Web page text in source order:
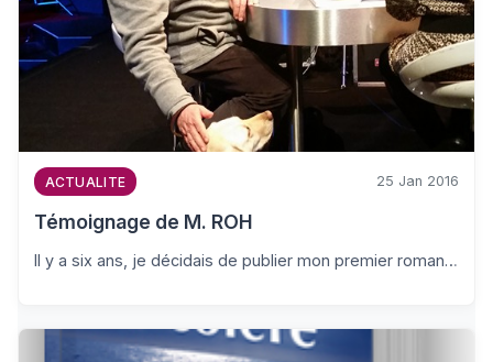
ACTUALITE 25 Jan 2016
Témoignage de M. ROH
Il y a six ans, je décidais de publier mon premier roman…